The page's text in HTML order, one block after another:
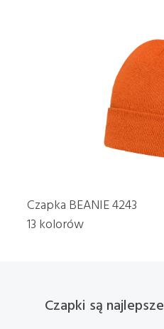
Czapka BEANIE 4243
13 kolorów
Czapki są najlepsze